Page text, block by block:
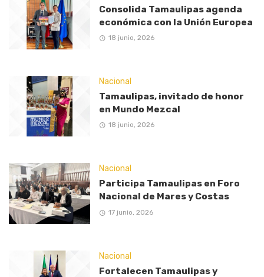
Consolida Tamaulipas agenda
económica con la Unión Europea
18 junio, 2026
Nacional
Tamaulipas, invitado de honor
en Mundo Mezcal
18 junio, 2026
Nacional
Participa Tamaulipas en Foro
Nacional de Mares y Costas
17 junio, 2026
Nacional
Fortalecen Tamaulipas y